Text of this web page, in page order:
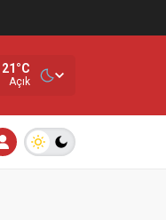
21 °C
Açık